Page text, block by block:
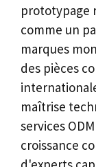
prototypage
comme un
marques
des pièces
maîtrise
services
croissance